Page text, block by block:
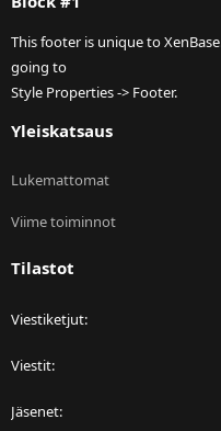
This footer is unique to
going to
Style Properties -> Footer.
Yleiskatsaus
Lukemattomat
Viime toiminnot
Tilastot
Viestiketjut
Viestit
Jäsenet